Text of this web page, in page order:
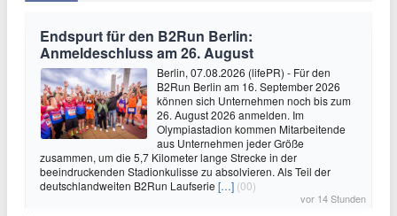
Endspurt für den B2Run Berlin:
Anmeldeschluss am 26. August
Berlin, 07.08.2026 (lifePR) - Für den
B2Run Berlin am 16. September 2026
können sich Unternehmen noch bis zum
26. August 2026 anmelden. Im
Olympiastadion kommen Mitarbeitende
aus Unternehmen jeder Größe
zusammen, um die 5,7 Kilometer lange Strecke in der
beeindruckenden Stadionkulisse zu absolvieren. Als Teil der
deutschlandweiten B2Run Laufserie […] (00)
vor 14 Stunden